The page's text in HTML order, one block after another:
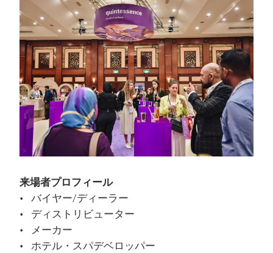
来場者プロフィール
バイヤー/ディーラー
ディストリビューター
メーカー
ホテル・スパデベロッパー